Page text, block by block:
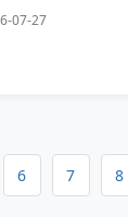
07-27
6 7 8